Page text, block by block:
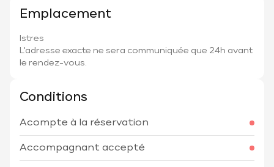
Emplacement
Istres
L'adresse exacte ne sera communiquée que 24h avant
le rendez-vous.
Conditions
Acompte à la réservation
Accompagnant accepté